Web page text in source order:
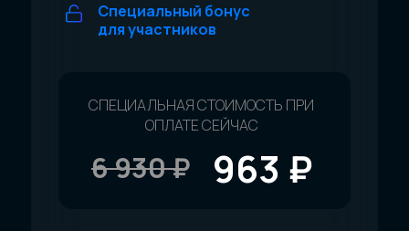
Специальный бонус
для участников
963 ₽
6 930 ₽
СПЕЦИАЛЬНАЯ СТОИМОСТЬ ПРИ
ОПЛАТЕ СЕЙЧАС